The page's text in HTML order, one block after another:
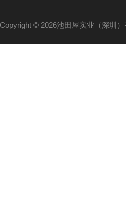
Copyright © 2026池田屋实业（深圳